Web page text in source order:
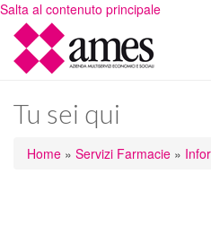
Salta al contenuto principale
Tu sei qui
Home » Servizi Farmacie »